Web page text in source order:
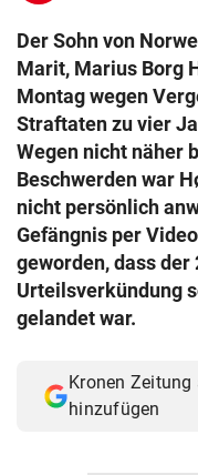
Der Sohn von
Marit, Marius Borg
Montag wegen
Straftaten zu vier
Wegen nicht näher
Beschwerden war
nicht persönlich
Gefängnis per
geworden, dass
Urteilsverkündung
gelandet war.
Kronen Zeitung
hinzufügen